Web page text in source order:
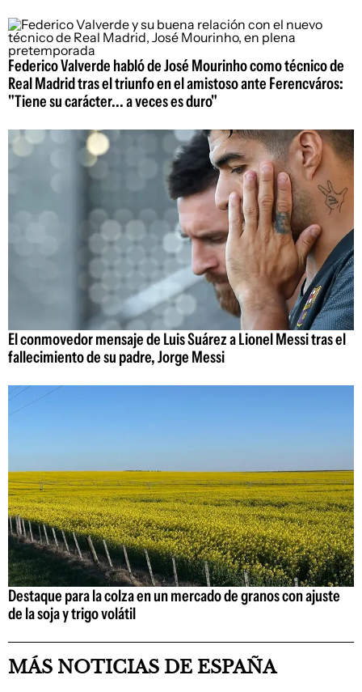
Federico Valverde habló de José Mourinho como técnico de
Real Madrid tras el triunfo en el amistoso ante Ferencváros:
"Tiene su carácter... a veces es duro"
El conmovedor mensaje de Luis Suárez a Lionel Messi tras el
fallecimiento de su padre, Jorge Messi
Destaque para la colza en un mercado de granos con ajuste
de la soja y trigo volátil
MÁS NOTICIAS DE ESPAÑA